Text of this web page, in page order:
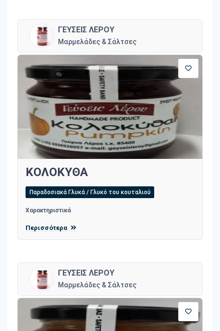
ΓΕΥΣΕΙΣ ΛΕΡΟΥ
Μαρμελάδες & Σάλτσες
ΚΟΛΟΚΥΘΑ
Παραδοσιακά Γλυκά / Γλυκό του κουταλιού
Χαρακτηριστικά
Περισσότερα
ΓΕΥΣΕΙΣ ΛΕΡΟΥ
Μαρμελάδες & Σάλτσες